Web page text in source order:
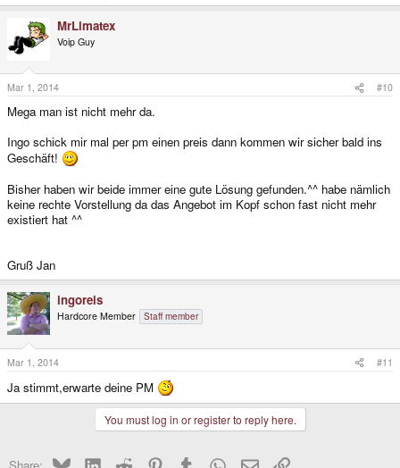
MrLimatex
Voip Guy
Mar 1, 2014 #10
Mega man ist nicht mehr da.
Ingo schick mir mal per pm einen preis dann kommen wir sicher bald ins
Geschäft!
Bisher haben wir beide immer eine gute Lösung gefunden.^^ habe nämlich
keine rechte Vorstellung da das Angebot im Kopf schon fast nicht mehr
existiert hat ^^
Gruß Jan
ingoreis
Hardcore Member Staff member
Mar 1, 2014 #11
Ja stimmt,erwarte deine PM
You must log in or register to reply here.
BlueskyLinkedInReddit PinterestTumblr WhatsApp
EmailLink